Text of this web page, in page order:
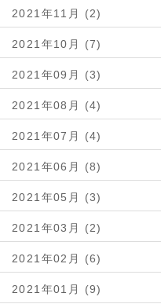
2021年11月 (2)
2021年10月 (7)
2021年09月 (3)
2021年08月 (4)
2021年07月 (4)
2021年06月 (8)
2021年05月 (3)
2021年03月 (2)
2021年02月 (6)
2021年01月 (9)